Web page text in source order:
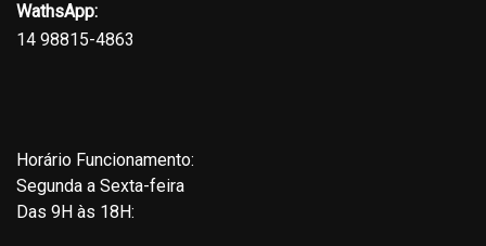
WathsApp:
14 98815-4863
Horário Funcionamento:
Segunda a Sexta-feira
Das 9H às 18H: